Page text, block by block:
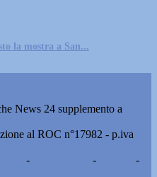
la mostra a San...
News 24 supplemento a
al ROC n°17982 - p.iva
- -
-